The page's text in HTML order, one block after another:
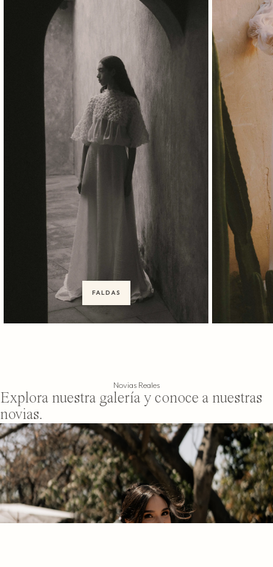
FALDAS
Novias Reales
Explora nuestra galería y conoce a nuestras
novias.